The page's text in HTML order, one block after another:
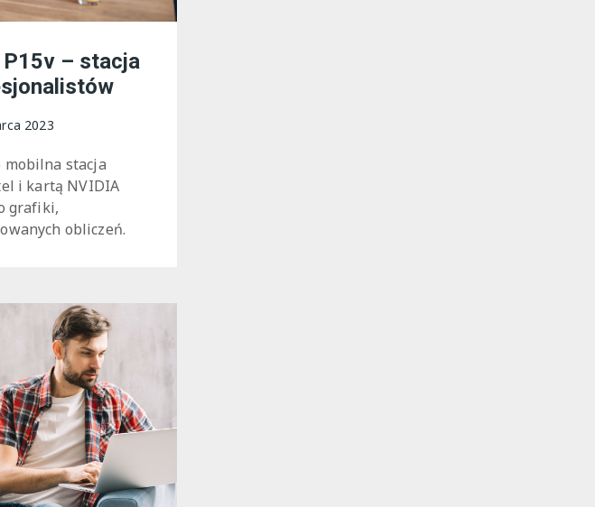
– stacja
2023
mobilna stacja
i kartą NVIDIA
grafiki,
obliczeń.